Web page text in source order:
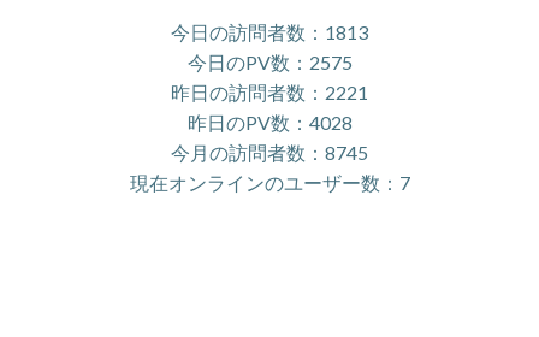
今日の訪問者数：1813
今日のPV数：2575
昨日の訪問者数：2221
昨日のPV数：4028
今月の訪問者数：8745
現在オンラインのユーザー数：7